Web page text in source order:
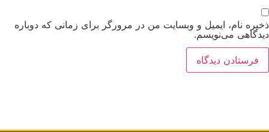
نام، ایمیل و وبسایت من در مرورگر برای زمانی که دوباره
می‌نویسم.